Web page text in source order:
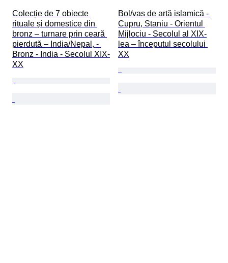
Colecție de 7 obiecte
rituale și domestice din
bronz – turnare prin ceară
pierdută – India/Nepal, -
Bronz - India - Secolul XIX-
XX
Bol/vas de artă islamică -
Cupru, Staniu - Orientul
Mijlociu - Secolul al XIX-
lea – începutul secolului
XX